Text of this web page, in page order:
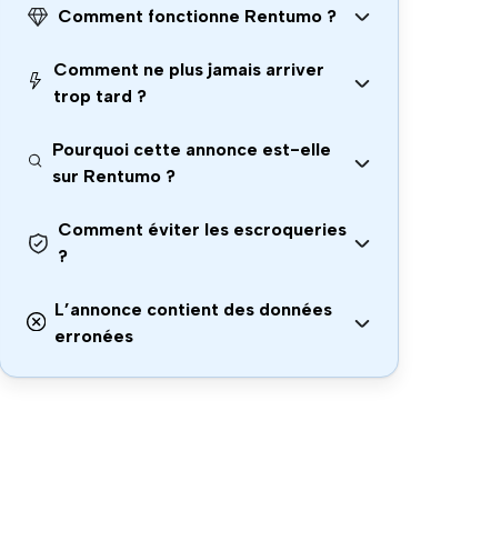
Comment fonctionne Rentumo ?
Comment ne plus jamais arriver
trop tard ?
Pourquoi cette annonce est-elle
sur Rentumo ?
Comment éviter les escroqueries
?
L’annonce contient des données
erronées